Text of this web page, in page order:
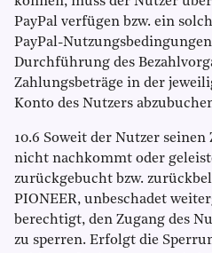
PayPal verfügen bzw. ein
PayPal-
Durchführung des
Zahlungsbeträge in der
Konto des Nutzers
10.6 Soweit der Nutzer
nicht nachkommt oder
zurückgebucht bzw.
PIONEER, unbeschadet
berechtigt, den Zugang des
zu sperren. Erfolgt die